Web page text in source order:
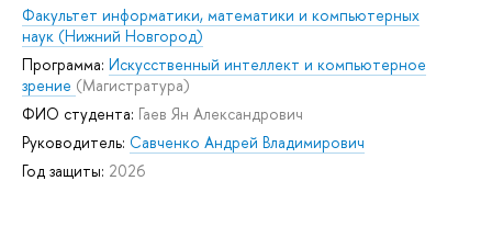
Факультет информатики, математики и компьютерных
наук (Нижний Новгород)
Программа: Искусственный интеллект и компьютерное
зрение (Магистратура)
ФИО студента: Гаев Ян Александрович
Руководитель: Савченко Андрей Владимирович
Год защиты: 2026